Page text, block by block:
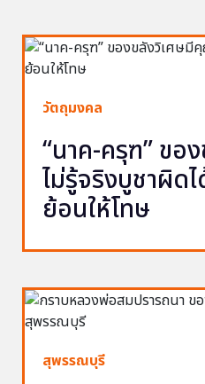
วัตถุมงคล
“นาค-ครุฑ” ขอ
ไม่รู้จริงบูชาผิดไ
ย้อนให้โทษ
สุพรรณบุรี